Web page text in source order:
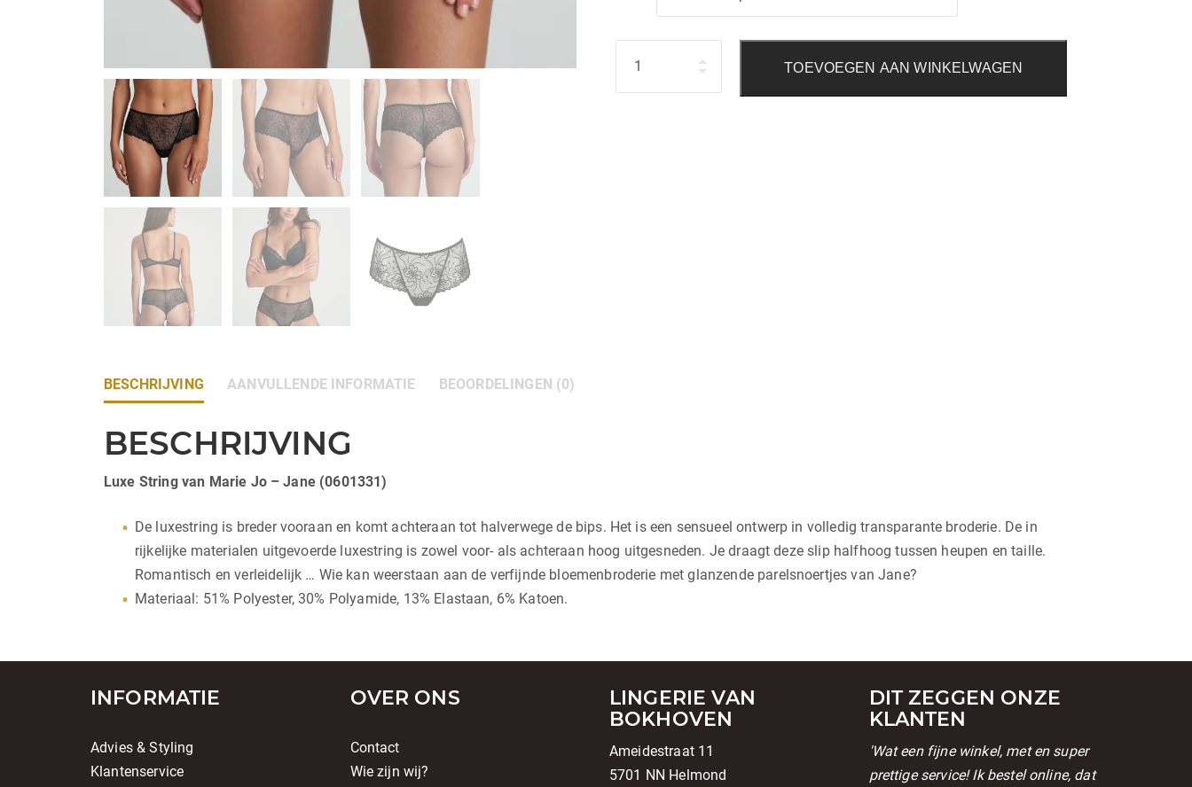
TOEVOEGEN AAN WINKELWAGEN
BESCHRIJVING AANVULLENDE INFORMATIE BEOORDELINGEN (0)
BESCHRIJVING
Luxe String van Marie Jo – Jane (0601331)
De luxestring is breder vooraan en komt achteraan tot halverwege de bips. Het is een sensueel ontwerp in volledig transparante broderie. De in
rijkelijke materialen uitgevoerde luxestring is zowel voor- als achteraan hoog uitgesneden. Je draagt deze slip halfhoog tussen heupen en taille.
Romantisch en verleidelijk … Wie kan weerstaan aan de verfijnde bloemenbroderie met glanzende parelsnoertjes van Jane?
Materiaal: 51% Polyester, 30% Polyamide, 13% Elastaan, 6% Katoen.
INFORMATIE
Advies & Styling
Klantenservice
OVER ONS
Contact
Wie zijn wij?
LINGERIE VAN
BOKHOVEN
Ameidestraat 11
5701 NN Helmond
DIT ZEGGEN ONZE
KLANTEN
'Wat een fijne winkel, met en super
prettige service! Ik bestel online, dat